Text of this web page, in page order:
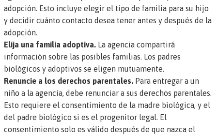
adopción. Esto incluye elegir el tipo de familia para su hijo
y decidir cuánto contacto desea tener antes y después de la
adopción.
Elija una familia adoptiva. La agencia compartirá
información sobre las posibles familias. Los padres
biológicos y adoptivos se eligen mutuamente.
Renuncie a los derechos parentales. Para entregar a un
niño a la agencia, debe renunciar a sus derechos parentales.
Esto requiere el consentimiento de la madre biológica, y el
del padre biológico si es el progenitor legal. El
consentimiento solo es válido después de que nazca el